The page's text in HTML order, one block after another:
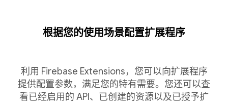
根据您的使用场景配置扩展程序
利用 Firebase Extensions，您可以向扩展程序
提供配置参数，满足您的特有需要。您还可以查
看已经启用的 API、已创建的资源以及已授予扩